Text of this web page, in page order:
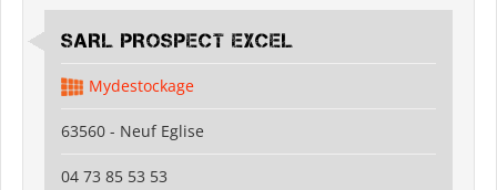
SARL PROSPECT EXCEL
Mydestockage
63560 - Neuf Eglise
04 73 85 53 53